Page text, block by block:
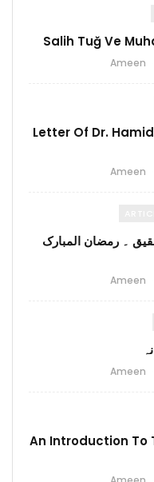
Salih Tuğ Ve
Ameen
Letter Of Dr.
Ameen
۔ رمضان المبارک
Ameen
Ameen
An Introduction To